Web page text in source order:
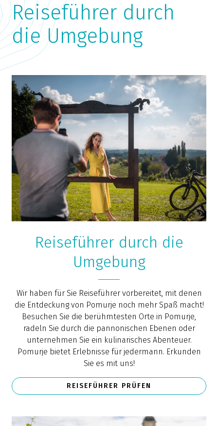
Reiseführer durch
die Umgebung
Reiseführer durch die
Umgebung
Wir haben für Sie Reiseführer vorbereitet, mit denen
die Entdeckung von Pomurje noch mehr Spaß macht!
Besuchen Sie die berühmtesten Orte in Pomurje,
radeln Sie durch die pannonischen Ebenen oder
unternehmen Sie ein kulinarisches Abenteuer.
Pomurje bietet Erlebnisse für jedermann. Erkunden
Sie es mit uns!
REISEFÜHRER PRÜFEN